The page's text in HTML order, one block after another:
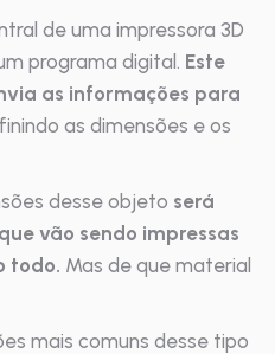
de uma impressora 3D
programa digital. Este
as informações para
as dimensões e os
desse objeto será
vão sendo impressas
todo. Mas de que material
mais comuns desse tipo